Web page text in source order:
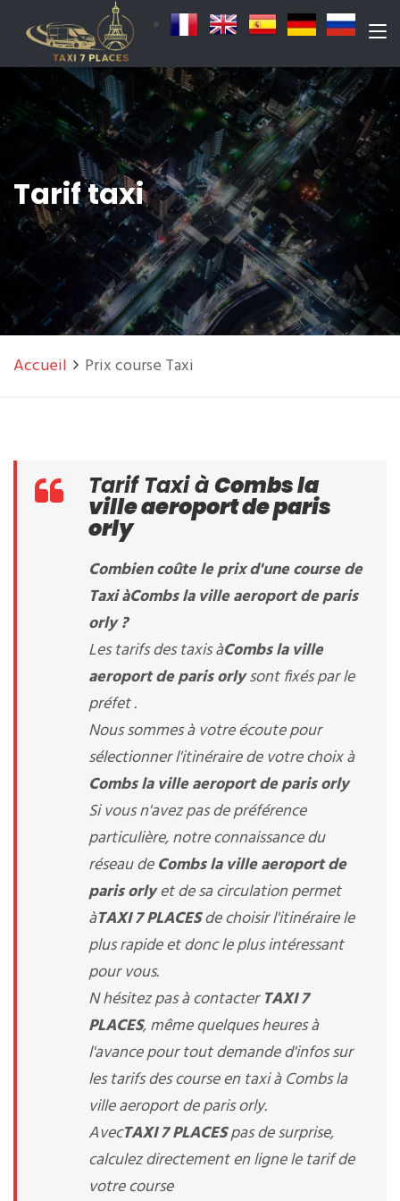
Tarif taxi
Accueil Prix course Taxi
Tarif Taxi à Combs la
ville aeroport de paris
orly
Combien coûte le prix d'une course de
Taxi àCombs la ville aeroport de paris
orly?
Les tarifs des taxis àCombs la ville
aeroport de paris orlysont fixés par le
préfet .
Nous sommes à votre écoute pour
sélectionner l'itinéraire de votre choix à
Combs la ville aeroport de paris orly
Si vous n'avez pas de préférence
particulière, notre connaissance du
réseau deCombs la ville aeroport de
paris orlyet de sa circulation permet
àTAXI 7 PLACESde choisir l'itinéraire le
plus rapide et donc le plus intéressant
pour vous.
N hésitez pas à contacterTAXI 7
PLACES, même quelques heures à
l'avance pour tout demande d'infos sur
les tarifs des course en taxi à Combs la
ville aeroport de paris orly.
AvecTAXI 7 PLACESpas de surprise,
calculez directement en ligne le tarif de
votre course